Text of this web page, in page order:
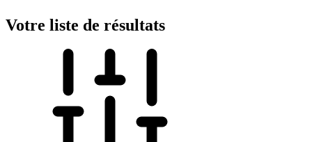
Votre liste de résultats